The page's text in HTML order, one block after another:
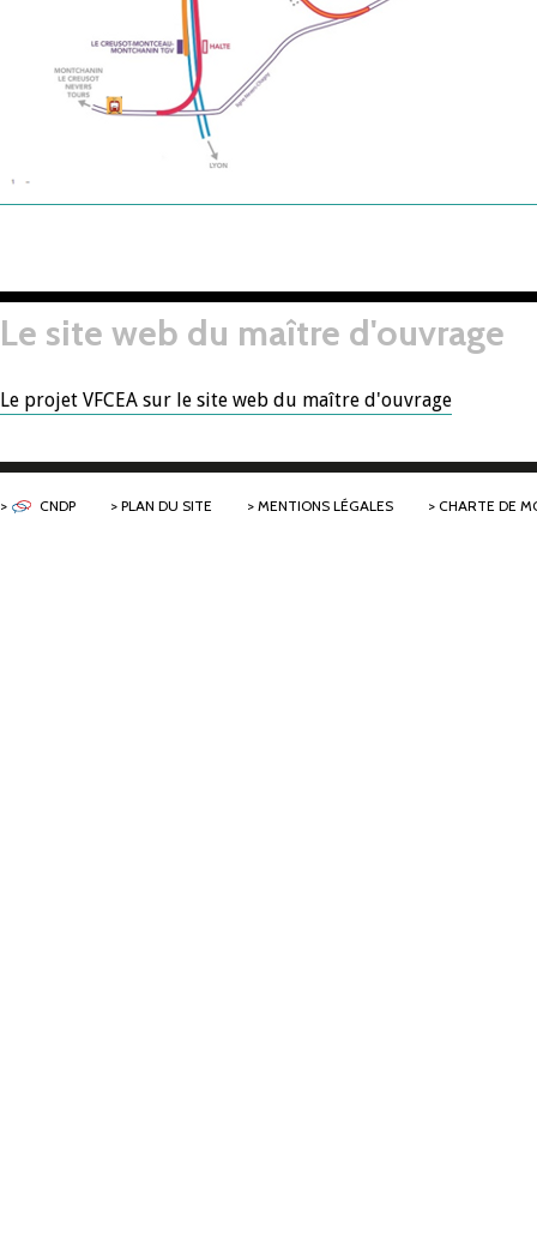
Le site web du maître d'ouvrage
Le projet VFCEA sur le site web du maître d'ouvrage
CNDP PLAN DU SITE MENTIONS LÉGALES CHARTE DE